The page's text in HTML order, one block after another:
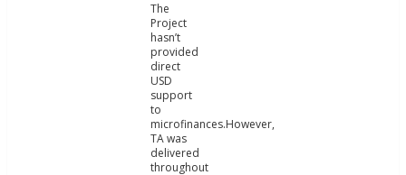
The
Project
hasn’t
provided
direct
USD
support
to
microfinances.However,
TA was
delivered
throughout